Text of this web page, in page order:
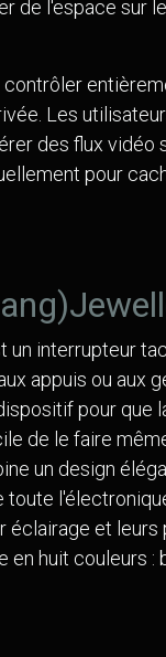
de l'espace sur
Les
des flux vidéo
pour
interrupteur
appuis ou aux
pour que
de le faire
un design
et leurs
huit couleurs :